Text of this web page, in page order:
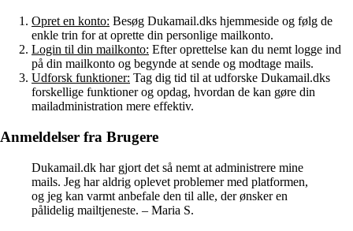
Opret en konto: Besøg Dukamail.dks hjemmeside og følg de
enkle trin for at oprette din personlige mailkonto.
Login til din mailkonto: Efter oprettelse kan du nemt logge ind
på din mailkonto og begynde at sende og modtage mails.
Udforsk funktioner: Tag dig tid til at udforske Dukamail.dks
forskellige funktioner og opdag, hvordan de kan gøre din
mailadministration mere effektiv.
Anmeldelser fra Brugere
Dukamail.dk har gjort det så nemt at administrere mine
mails. Jeg har aldrig oplevet problemer med platformen,
og jeg kan varmt anbefale den til alle, der ønsker en
pålidelig mailtjeneste. – Maria S.